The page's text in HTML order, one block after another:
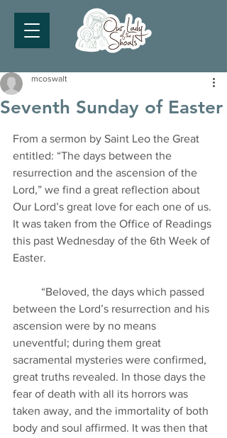
Seventh Sunday of Easter
mcoswalt
From a sermon by Saint Leo the Great
entitled: “The days between the
resurrection and the ascension of the
Lord,” we find a great reflection about
Our Lord’s great love for each one of us.
It was taken from the Office of Readings
this past Wednesday of the 6th Week of
Easter.
between the Lord’s resurrection and his
ascension were by no means
uneventful; during them great
sacramental mysteries were confirmed,
great truths revealed. In those days the
fear of death with all its horrors was
taken away, and the immortality of both
body and soul affirmed. It was then that